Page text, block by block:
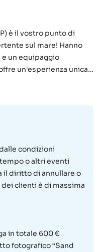
è il vostro punto di
sul mare! Hanno
un equipaggio
un'esperienza unica
salto nelle isole vicine,
4 persone, è attraccata a
più memorabile, TP
fotografo professionale,
Quindi, se vi
in barca
per ricordarla, TP è la
condizioni
o altri eventi
il diritto di annullare o
clienti è di massima
in totale 600 €
fotografico “Sand